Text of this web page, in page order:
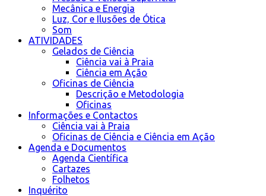
Mecânica e Energia
Luz, Cor e Ilusões de Ótica
Som
ATIVIDADES
Gelados de Ciência
Ciência vai à Praia
Ciência em Ação
Oficinas de Ciência
Descrição e Metodologia
Oficinas
Informações e Contactos
Ciência vai à Praia
Oficinas de Ciência e Ciência em Ação
Agenda e Documentos
Agenda Científica
Cartazes
Folhetos
Inquérito